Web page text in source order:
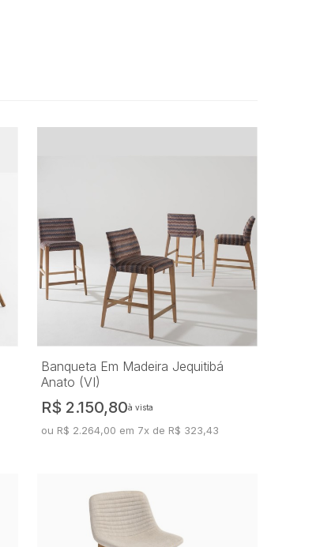
Banqueta Em Madeira Jequitibá
Anato (VI)
R$ 2.150,80à vista
ou R$ 2.264,00 em 7x de R$ 323,43